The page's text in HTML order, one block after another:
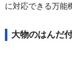
に対応できる万能
大物のはんだ